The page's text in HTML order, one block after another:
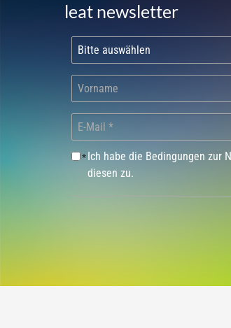
leat newsletter
*Ich habe die Bedingungen zur
diesen zu.